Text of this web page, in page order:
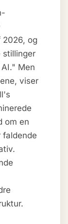
2026, og
stillinger
Men
viser
om en
faldende